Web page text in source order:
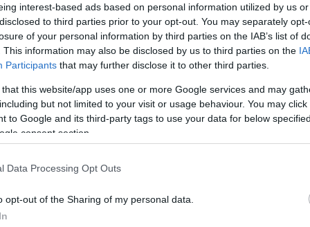
interest-based ads based on personal information utilized by us
to third parties prior to your opt-out. You may separately
of your personal information by third parties on the IAB’s list of
This information may also be disclosed by us to third parties on the
Participants that may further disclose it to other third parties.
that this website/app uses one or more Google services and may
but not limited to your visit or usage behaviour. You may
to Google and its third-party tags to use your data for below
consent section.
Data Processing Opt Outs
opt-out of the Sharing of my personal data.
αμέσως, άρχισαν να τού κάνουν ΚΑΡΠΑ.
το παιδάκι άφησε την τελευταία του
εντολή, ο παππούς συνελήφθη για το
τι ακριβώς έγινε.